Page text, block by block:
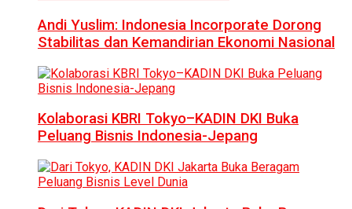
Andi Yuslim: Indonesia Incorporate Dorong
Stabilitas dan Kemandirian Ekonomi Nasional
Kolaborasi KBRI Tokyo–KADIN DKI Buka
Peluang Bisnis Indonesia-Jepang